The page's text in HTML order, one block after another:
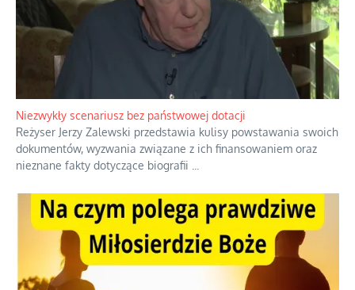
Niezwykły scenariusz bez państwowej dotacji
Reżyser Jerzy Zalewski przedstawia kulisy powstawania swoich
dokumentów, wyzwania związane z ich finansowaniem oraz
nieznane fakty dotyczące biografii